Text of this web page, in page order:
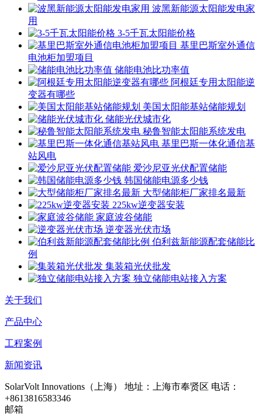
波黑新能源太阳能发电家
用
3-5千瓦太阳能价格
基里巴斯室外通信
电池柜加盟项目
储能电池比功率值
阿根廷专用太阳能逆
变器有哪些
美国太阳能基站储能规划
储能光伏城市化
秘鲁智能太阳能系统发电
基里巴斯一体化通信基
站风电
爱沙尼亚光伏配置储能
韩国储能电源多少钱
大型储能柜厂家排名最新
225kw逆变器安装
家庭波谷储能
逆变器光伏市场
伯利兹新能源配套储能比
例
集装箱光伏批发
独立储能电站接入方案
关于我们
产品中心
工程案例
新闻资讯
SolarVolt Innovations（上海） 地址：上海市奉贤区 电话：
+8613816583346
邮箱